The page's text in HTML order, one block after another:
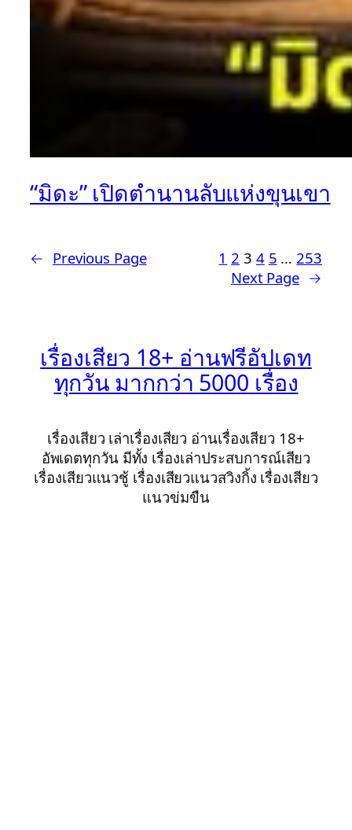
“มิดะ” เปิดตำนานลับแห่งขุนเขา
← Previous Page 1 2 3 4 5 … 253
Next Page →
เรื่องเสียว 18+ อ่านฟรีอัปเดท
ทุกวัน มากกว่า 5000 เรื่อง
เรื่องเสียว เล่าเรื่องเสียว อ่านเรื่องเสียว 18+
อัพเดตทุกวัน มีทั้ง เรื่องเล่าประสบการณ์เสียว
เรื่องเสียวแนวชู้ เรื่องเสียวแนวสวิงกิ้ง เรื่องเสียว
แนวข่มขืน